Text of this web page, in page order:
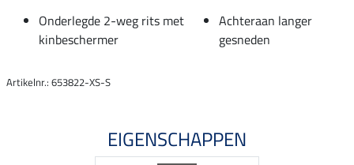
Onderlegde 2-weg rits met
kinbeschermer
Achteraan langer
gesneden
Artikelnr.: 653822-XS-S
EIGENSCHAPPEN